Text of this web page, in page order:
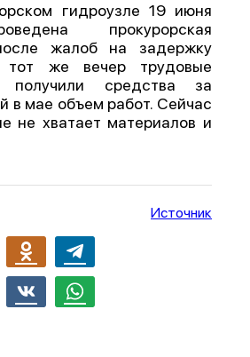
конфликты
Отчеты
публикацию
Справочник
гидроузле 19 июня
прокурорская
жалоб на задержку
тот же вечер трудовые
получили средства за
в мае объем работ. Сейчас
не хватает материалов и
Источник